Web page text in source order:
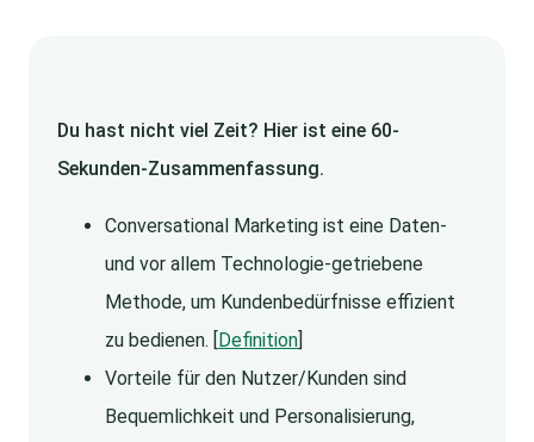
Du hast nicht viel Zeit? Hier ist eine 60-
Sekunden-Zusammenfassung.
Conversational Marketing ist eine Daten-
und vor allem Technologie-getriebene
Methode, um Kundenbedürfnisse effizient
zu bedienen. [
Definition
Vorteile für den Nutzer/Kunden sind
Bequemlichkeit und Personalisierung,